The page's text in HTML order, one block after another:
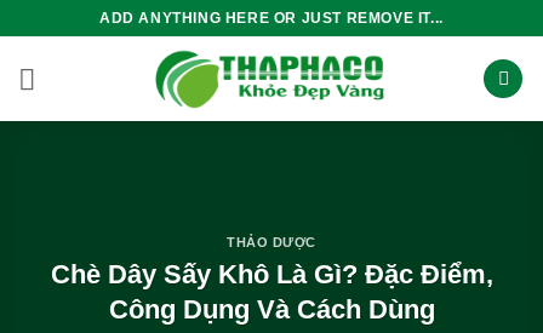
nội
ADD ANYTHING HERE OR JUST REMOVE IT...
THẢO DƯỢC
Chè Dây Sấy Khô Là Gì? Đặc Điểm,
Công Dụng Và Cách Dùng